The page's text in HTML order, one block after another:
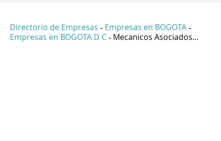
Directorio de Empresas - Empresas en BOGOTA -
Empresas en BOGOTA D C - Mecanicos Asociados...